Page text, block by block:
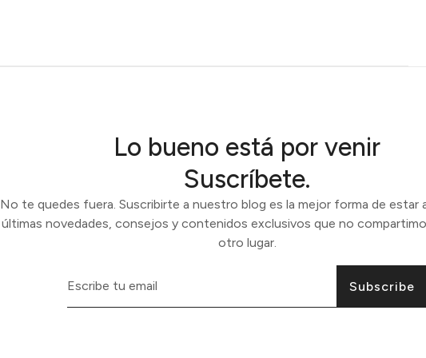
Lo bueno está por venir
Suscríbete.
No te quedes fuera. Suscribirte a nuestro blog es la mejor forma de estar
últimas novedades, consejos y contenidos exclusivos que no
otro lugar.
Subscribe